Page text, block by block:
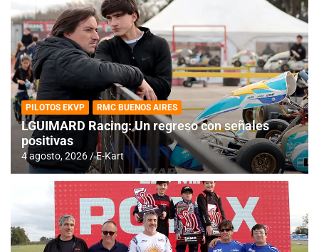
PILOTOS EKVP RMC BUENOS AIRES
LGUIMARD Racing: Un regreso con señales
positivas
4 agosto, 2026 E-Kart